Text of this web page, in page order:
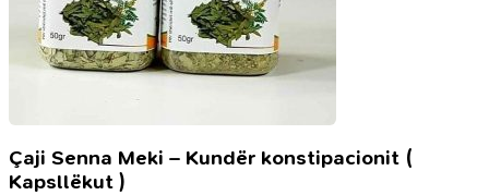
Çaji Senna Meki – Kundër konstipacionit (
Kapsllëkut )